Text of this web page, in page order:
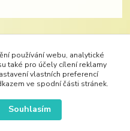
originálních potisků látek.Móda je
určuje styl oděvů, bytového textilu, ale
šaty – svatební, společenské, šaty
alespoň trička. Do divadel lze s
používání webu, analytické
také pro účely cílení reklamy
vlastních preferencí
ve spodní části stránek.
Souhlasím